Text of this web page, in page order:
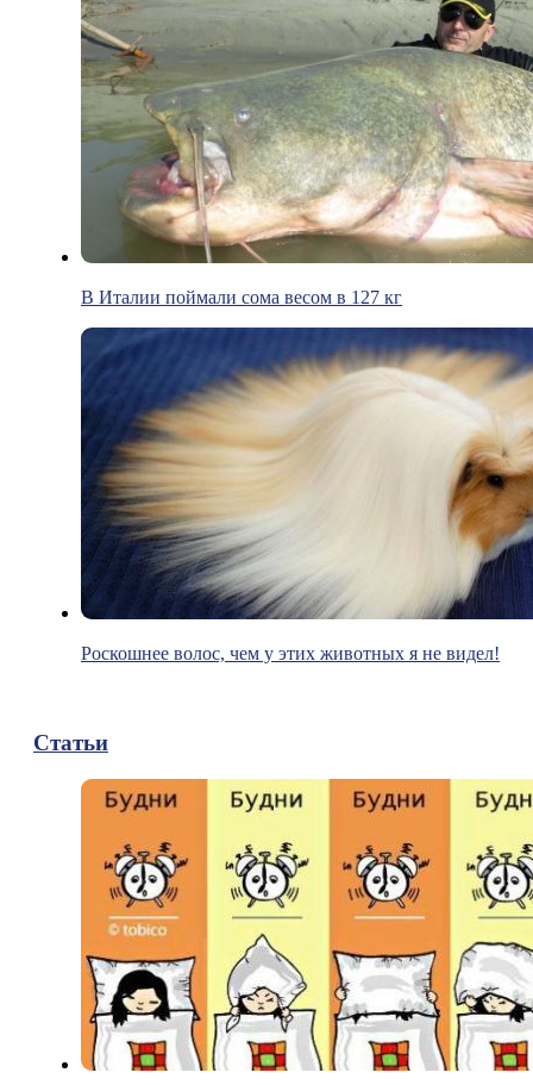
В Италии поймали сома весом в 127 кг
Роскошнее волос, чем у этих животных я не видел!
Статьи